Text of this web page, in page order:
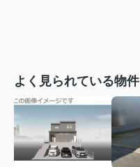
よく見られている物件